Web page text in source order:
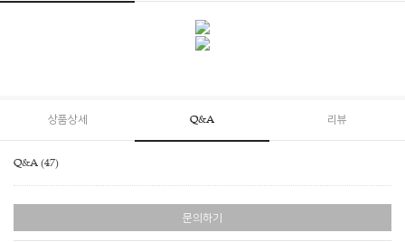
상품상세 Q&A 리뷰
Q&A (47)
문의하기